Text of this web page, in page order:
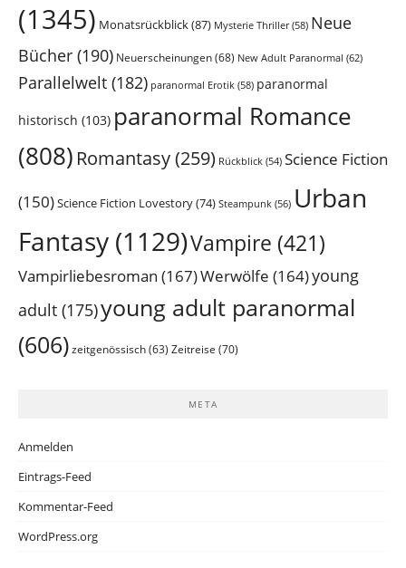
(1345) Monatsrückblick(87) Mysterie Thriller(58) Neue
Bücher (190) Neuerscheinungen(68) New Adult Paranormal (62)
Parallelwelt (182) paranormal Erotik (58) paranormal
historisch (103) paranormal Romance
(808) Romantasy(259) Rückblick (54) Science Fiction
(150)Science Fiction Lovestory(74) Steampunk (56) Urban
Fantasy (1129)Vampire (421)
Vampirliebesroman (167)Werwölfe (164)young
adult (175)young adult paranormal
(606) zeitgenössisch (63) Zeitreise (70)
META
Anmelden
Eintrags-Feed
Kommentar-Feed
WordPress.org